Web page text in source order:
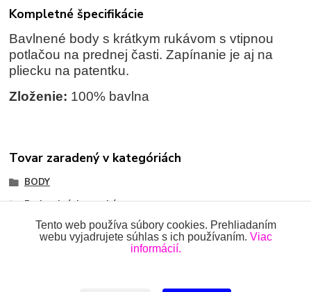
Kompletné špecifikácie
Bavlnené body s krátkym rukávom s vtipnou
potlačou na prednej časti. Zapínanie je aj na
pliecku na patentku.
Zloženie: 100% bavlna
Tovar zaradený v kategóriách
BODY
Body s krátkym rukávom
Tento web používa súbory cookies. Prehliadaním
webu vyjadrujete súhlas s ich používaním. Viac
informácií.